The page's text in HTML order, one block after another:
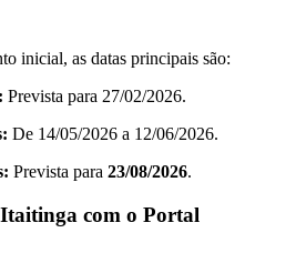
inicial, as datas principais são:
Prevista para 27/02/2026.
De 14/05/2026 a 12/06/2026.
Prevista para 23/08/2026.
com o Portal